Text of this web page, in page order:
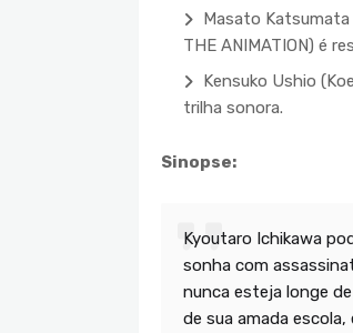
Masato Katsumata
THE ANIMATION) é
Kensuko Ushio
trilha sonora.
Sinopse:
Kyoutaro Ichikawa
sonha com
nunca esteja longe
de sua amada